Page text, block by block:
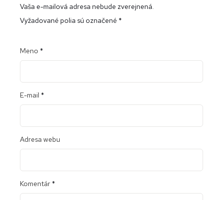
Vaša e-mailová adresa nebude zverejnená.
Vyžadované polia sú označené *
Komentár *
Meno *
E-mail *
Adresa webu